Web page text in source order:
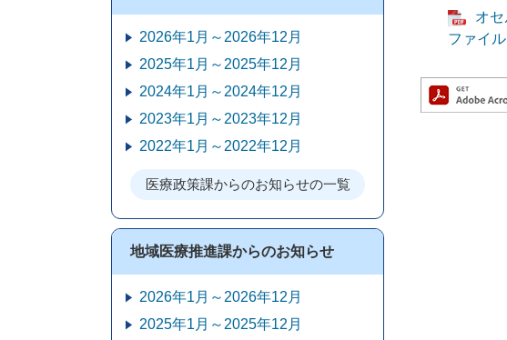
オ
ファイ
2026年1月～2026年12月
2025年1月～2025年12月
2024年1月～2024年12月
2023年1月～2023年12月
2022年1月～2022年12月
医療政策課からのお知らせの一覧
地域医療推進課からのお知らせ
2026年1月～2026年12月
2025年1月～2025年12月